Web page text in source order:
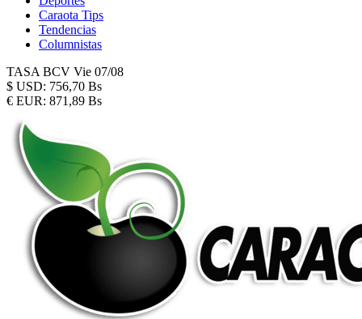
Caraota Tips
Tendencias
Columnistas
TASA BCV Vie 07/08
$ USD: 756,70 Bs
€ EUR: 871,89 Bs